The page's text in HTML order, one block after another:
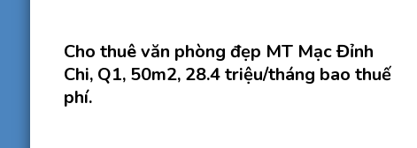
Cho thuê văn phòng đẹp MT Mạc Đỉnh
Chi, Q1, 50m2, 28.4 triệu/tháng bao thuế
phí.